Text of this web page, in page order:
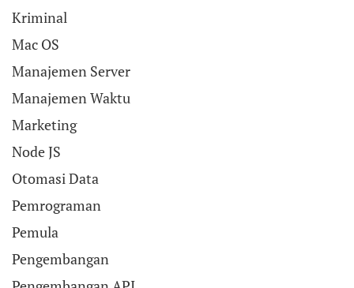
Kriminal
Mac OS
Manajemen Server
Manajemen Waktu
Marketing
Node JS
Otomasi Data
Pemrograman
Pemula
Pengembangan